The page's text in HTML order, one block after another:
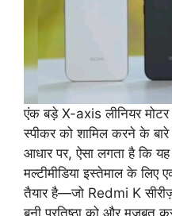
एंक बड़े X-axis लीनियर
स्पीकर को शामिल करने के
आधार पर, ऐसा लगता है कि
मल्टीमीडिया इस्तेमाल के
तैयार है—जो Redmi K